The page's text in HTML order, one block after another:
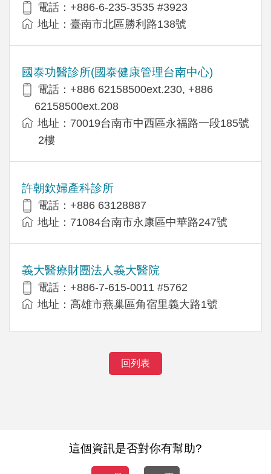
電話：+886-6-235-3535 #3923
地址：臺南市北區勝利路138號
國泰功醫診所(國泰健康管理台南中心)
電話：+886 62158500ext.230, +886
62158500ext.208
地址：70019台南市中西區永福路一段185號
2樓
許朝欽婦產科診所
電話：+886 63128887
地址：71084台南市永康區中華路247號
義大醫療財團法人義大醫院
電話：+886-7-615-0011 #5762
地址：高雄市燕巢區角宿里義大路1號
回列表
這個資訊是否對你有幫助?